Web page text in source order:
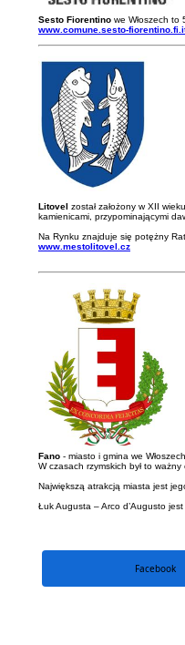
Sesto Fiorentino we Włoszech to
www.comune.sesto-
Litovel został założony w XII
kamienicami, przypominającymi
Na Rynku znajduje się potężny
www.mestolitovel.cz
Fano - miasto i gmina we
W czasach rzymskich był to
Największą atrakcją miasta jest
Łuk Augusta – Arco d’Augusto
Facebook